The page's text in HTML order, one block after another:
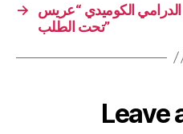
→
الكوميدي “عريس
تحت الطلب”
Leave